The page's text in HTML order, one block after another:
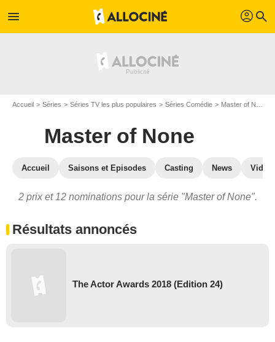
menu profil search
Accueil Séries Séries TV les plus populaires Séries Comédie Master of None
Master of None
Accueil Saisons et Episodes Casting News
2 prix et 12 nominations pour la série "Master of None".
Résultats annoncés
The Actor Awards 2018 (Edition 24)